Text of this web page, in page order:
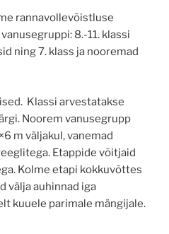
rannavollevõistluse
8.-11. klassi
ning 7. klass ja nooremad
Klassi arvestatakse
Noorem vanusegrupp
m väljakul, vanemad
Etappide võitjaid
Kolme etapi kokkuvõttes
välja auhinnad iga
kuuele parimale mängijale.